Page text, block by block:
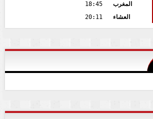
المغرب
18:45
العشاء
20:11